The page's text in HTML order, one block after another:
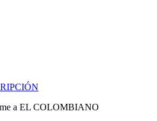
a EL COLOMBIANO